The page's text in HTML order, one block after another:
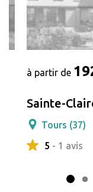
à partir de
Sainte-
Tours (37)
5 - 1 avis